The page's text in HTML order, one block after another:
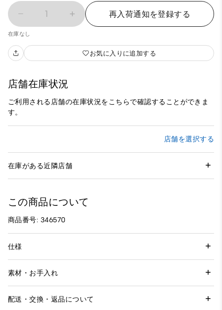
1 再入荷通知を登録する
在庫なし
お気に入りに追加する
店舗在庫状況
ご利用される店舗の在庫状況をこちらで確認することができま
す。
店舗を選択する
在庫がある近隣店舗
この商品について
商品番号: 346570
仕様
素材・お手入れ
配送・交換・返品について